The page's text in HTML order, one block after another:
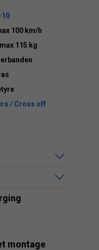
10
100 km/h
115 kg
/ Cross off
montage